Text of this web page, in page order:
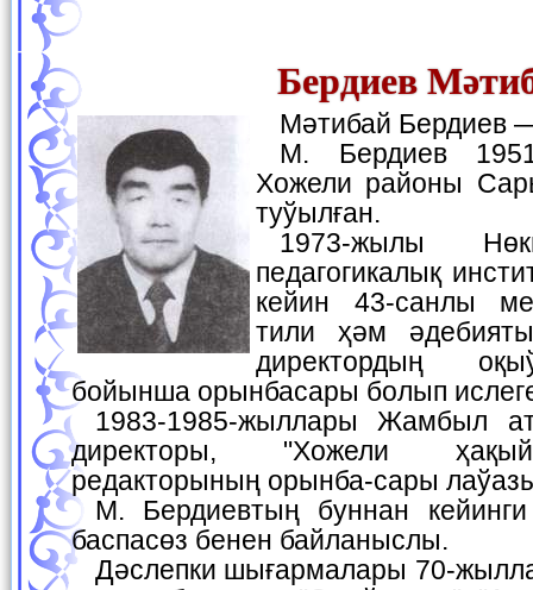
Бердиев
Мәтибай
М. Бердиев 1951- жылы 5-майда
Хожели районы
туўылған.
1973-жылы Нөкис мәмлекетлик
педагогикалық
кейин 43-санлы
тили ҳәм
директордың
бойынша орынбасары болып
1983-1985-жыллары Жамбыл атындағы мектептиң
директоры, "Хожели
редакторының орынба-сары
М. Бердиевтың буннан кейинги хызмети тиккелей
баспасөз бенен байланыслы.
Дәслепки шығармалары 70-жыллардың орталарында